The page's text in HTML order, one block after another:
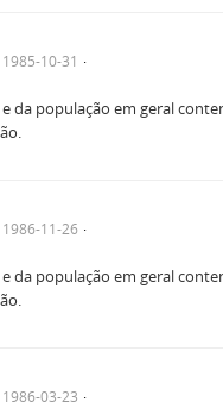
10-31
da população em geral
11-26
da população em geral
03-23